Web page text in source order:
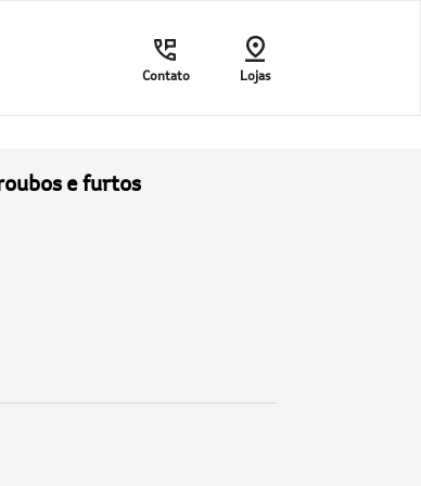
Contato Lojas
e furtos